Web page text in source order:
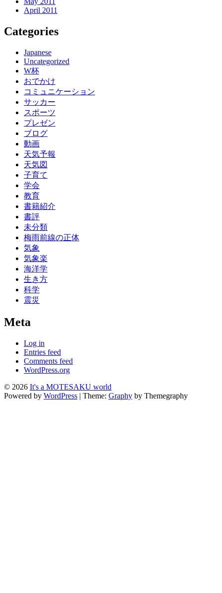
April 2011
Categories
Japanese
Uncategorized
W杯
おでかけ
コミュニケーション
サッカー
スポーツ
プレゼン
ブログ
動画
天気予報
天気図
子育て
学会
教育
書籍紹介
書評
未分類
梅雨前線の正体
気象
気象楽
海洋学
生き方
科学
震災
Meta
Log in
Entries feed
Comments feed
WordPress.org
© 2026 It's a MOTESAKU world
Powered by WordPress | Theme: Graphy by Themegraphy